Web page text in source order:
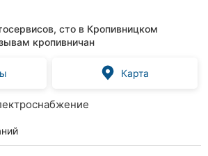
сто в Кропивницком
кропивничан
Карта